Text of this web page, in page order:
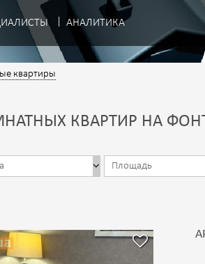
АНАЛИТИКА
квартиры
КВАРТИР НА